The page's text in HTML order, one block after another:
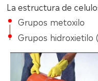
La estructura de
Grupos metoxilo
Grupos hidroxietilo